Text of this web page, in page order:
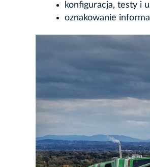
konfiguracja, testy i
oznakowanie